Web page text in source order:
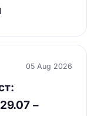
05 Aug 2026
–